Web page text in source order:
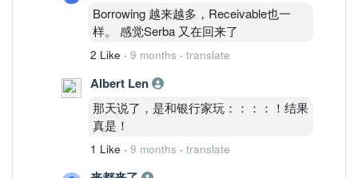
Borrowing 越来越多，Receivable也一
样。 感觉Serba 又在回来了
2 Like · 9 months · translate
Albert Len
那天说了，是和银行家玩：：：：！结果
真是！
1 Like · 9 months · translate